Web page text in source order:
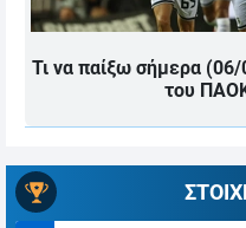
Τι να παίξω σήμερα
του